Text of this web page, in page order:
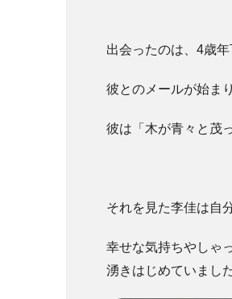
出会ったのは、4歳年
彼とのメールが始ま
彼は「木が青々と茂
それを見た李佳は自
幸せな気持ちやしゃ
湧きはじめていました